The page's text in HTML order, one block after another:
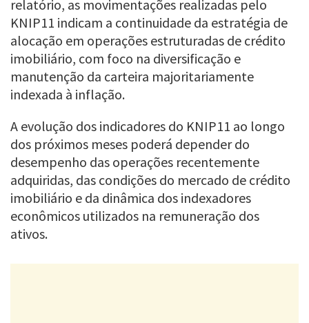
relatório, as movimentações realizadas pelo
KNIP11 indicam a continuidade da estratégia de
alocação em operações estruturadas de crédito
imobiliário, com foco na diversificação e
manutenção da carteira majoritariamente
indexada à inflação.
A evolução dos indicadores do KNIP11 ao longo
dos próximos meses poderá depender do
desempenho das operações recentemente
adquiridas, das condições do mercado de crédito
imobiliário e da dinâmica dos indexadores
econômicos utilizados na remuneração dos
ativos.